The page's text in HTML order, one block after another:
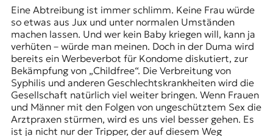
Eine Abtreibung ist immer schlimm. Keine Frau würde
so etwas aus Jux und unter normalen Umständen
machen lassen. Und wer kein Baby kriegen will, kann ja
verhüten – würde man meinen. Doch in der Duma wird
bereits ein Werbeverbot für Kondome diskutiert, zur
Bekämpfung von „Childfree“. Die Verbreitung von
Syphilis und anderen Geschlechtskrankheiten wird die
Gesellschaft natürlich viel weiter bringen. Wenn Frauen
und Männer mit den Folgen von ungeschütztem Sex die
Arztpraxen stürmen, wird es uns viel besser gehen. Es
ist ja nicht nur der Tripper, der auf diesem Weg